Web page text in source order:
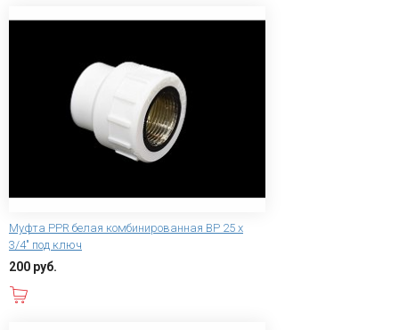
Муфта PPR белая комбинированная ВР 25 х
3/4" под ключ
200 руб.